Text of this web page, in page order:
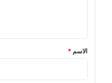
*
الاسم *